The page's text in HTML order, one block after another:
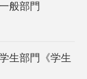
般部門
生部門《学生